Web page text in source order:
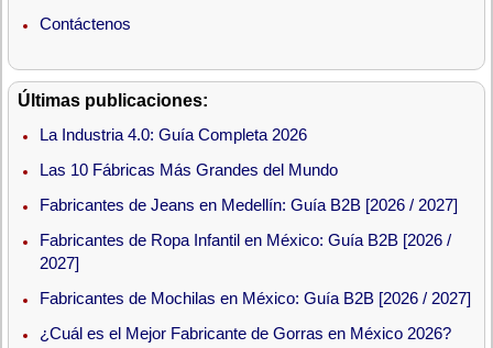
Contáctenos
Últimas publicaciones:
La Industria 4.0: Guía Completa 2026
Las 10 Fábricas Más Grandes del Mundo
Fabricantes de Jeans en Medellín: Guía B2B [2026 / 2027]
Fabricantes de Ropa Infantil en México: Guía B2B [2026 /
2027]
Fabricantes de Mochilas en México: Guía B2B [2026 / 2027]
¿Cuál es el Mejor Fabricante de Gorras en México 2026?